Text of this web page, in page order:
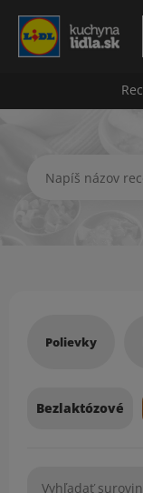
Polievky
Bezlaktózové